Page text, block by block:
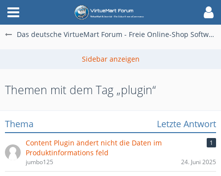
Das deutsche VirtueMart Forum - Freie Online-Shop Software für alle
Themen mit dem Tag „plugin“
Thema Letzte Antwort
Content Plugin ändert nicht die Daten im
Produktinformations feld
1
jumbo125 24. Juni 2025